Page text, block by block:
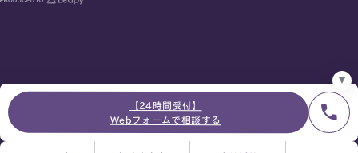
【24時間受付】
Webフォームで相談する